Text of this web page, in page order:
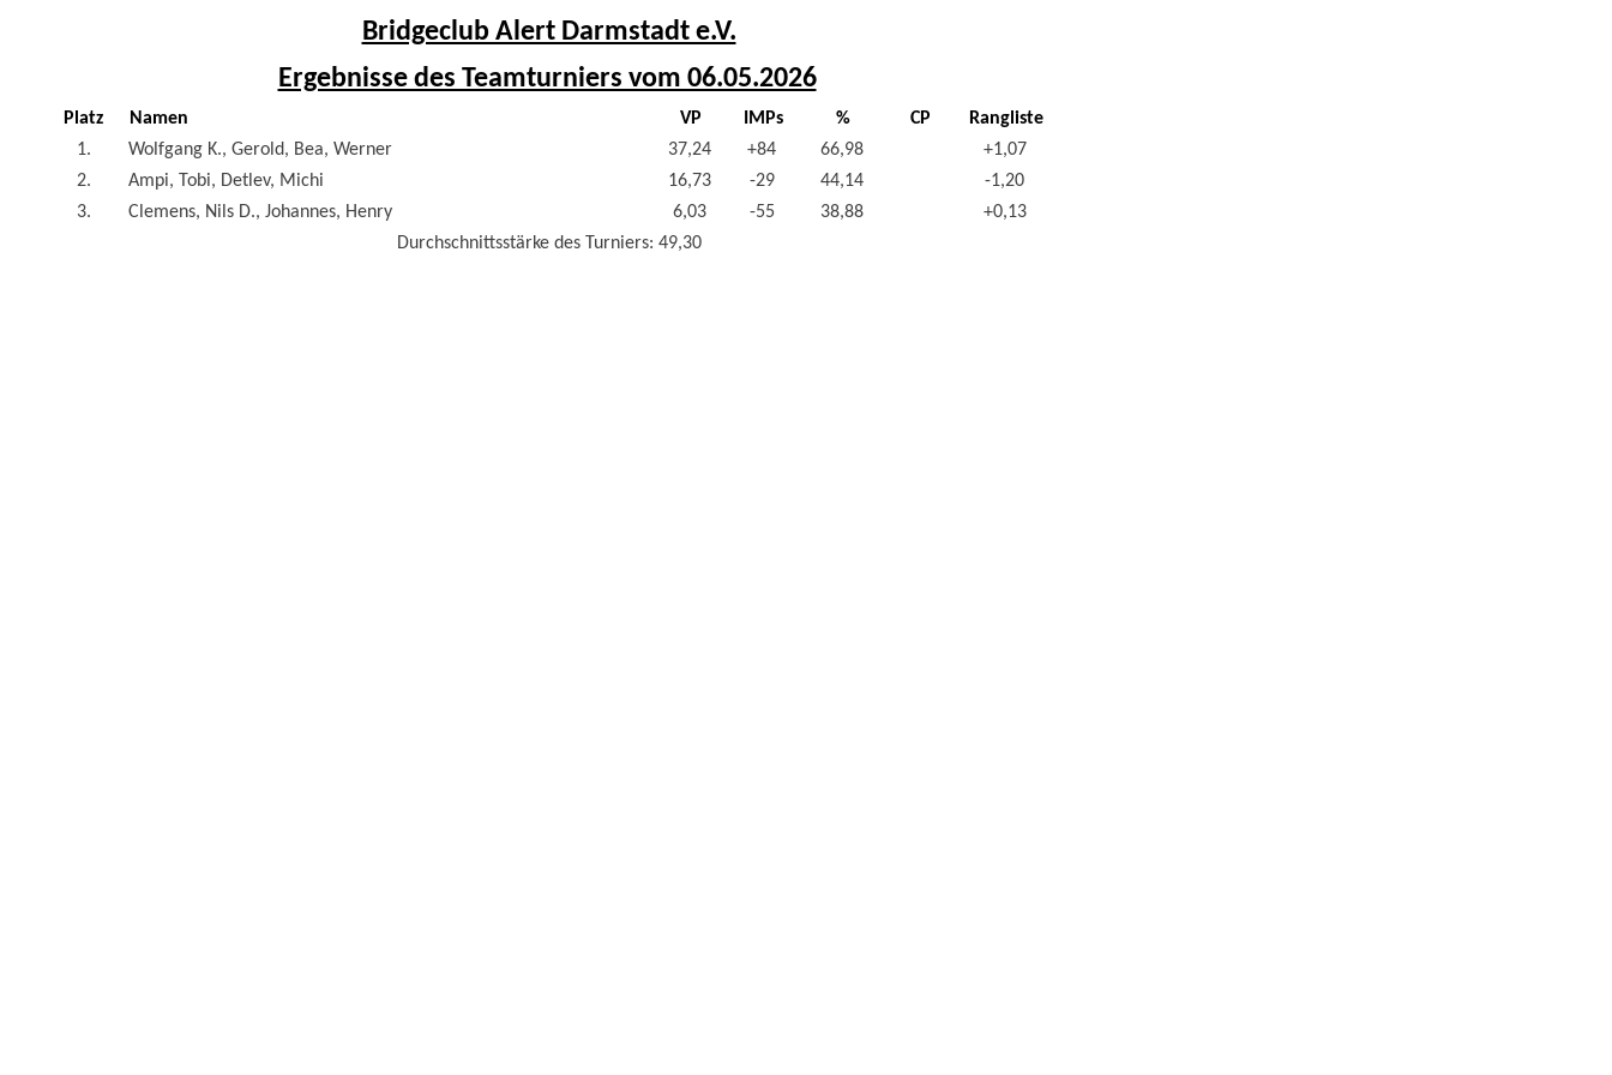
Bridgeclub Alert Darmstadt e.V.
Ergebnisse des Teamturniers vom 06.05.2026
Platz Namen VP IMPs % CP
Rangliste
1.
Wolfgang K., Gerold, Bea, Werner 37,24 +84 66,98
+1,07
2.
Ampi, Tobi, Detlev, Michi 16,73 -29 44,14
-1,20
3.
Clemens, Nils D., Johannes, Henry 6,03 -55 38,88
+0,13
Durchschnittsstärke des Turniers: 49,30